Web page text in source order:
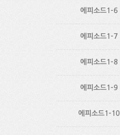
에피소드1-6
에피소드1-7
에피소드1-8
에피소드1-9
에피소드1-10